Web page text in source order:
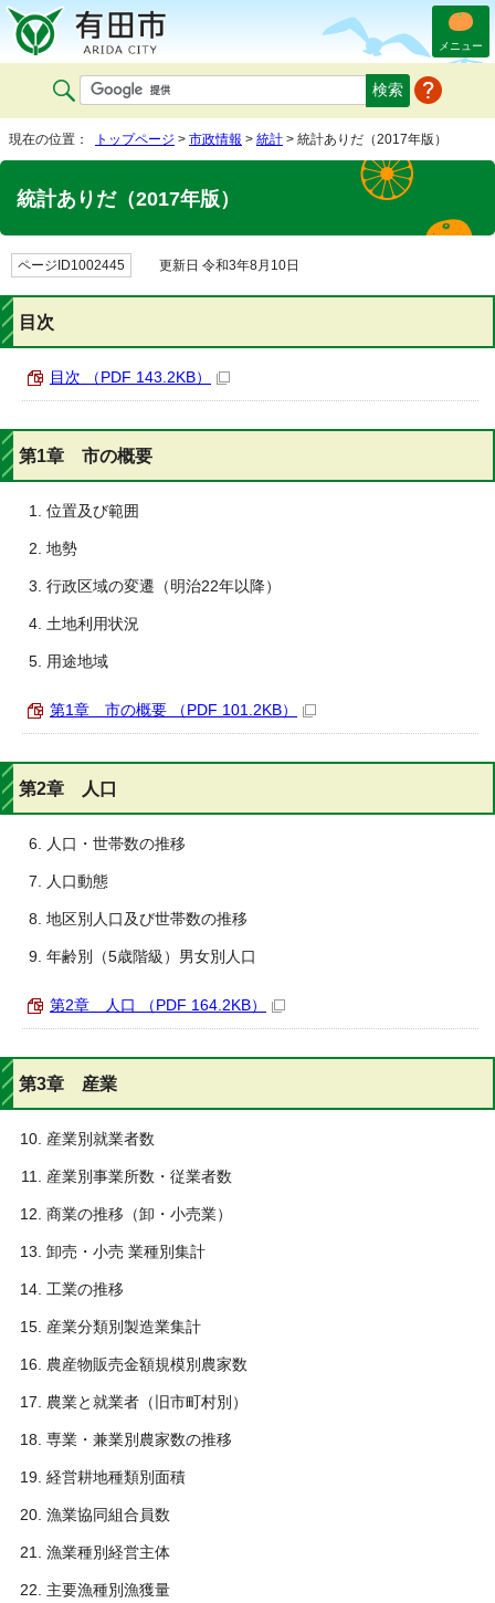
メニュー
現在の位置： トップページ > 市政情報 > 統計 > 統計ありだ（2017年版）
統計ありだ（2017年版）
ページID1002445 更新日 令和3年8月10日
目次
目次 （PDF 143.2KB）
第1章 市の概要
位置及び範囲
地勢
行政区域の変遷（明治22年以降）
土地利用状況
用途地域
第1章 市の概要 （PDF 101.2KB）
第2章 人口
人口・世帯数の推移
人口動態
地区別人口及び世帯数の推移
年齢別（5歳階級）男女別人口
第2章 人口 （PDF 164.2KB）
第3章 産業
産業別就業者数
産業別事業所数・従業者数
商業の推移（卸・小売業）
卸売・小売 業種別集計
工業の推移
産業分類別製造業集計
農産物販売金額規模別農家数
農業と就業者（旧市町村別）
専業・兼業別農家数の推移
経営耕地種類別面積
漁業協同組合員数
漁業種別経営主体
主要漁種別漁獲量